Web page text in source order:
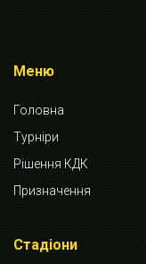
Меню
Головна
Турніри
Рішення КДК
Призначення
Стадіони